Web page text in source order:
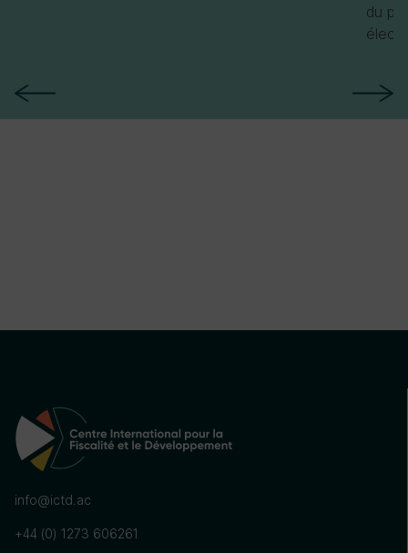
du
info@ictd.ac
+44 (0) 1273 606261